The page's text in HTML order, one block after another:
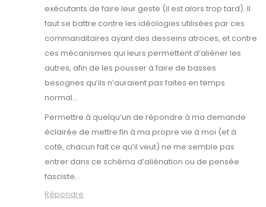
exécutants de faire leur geste (il est alors trop tard). Il
faut se battre contre les idéologies utilisées par ces
commanditaires ayant des desseins atroces, et contre
ces mécanismes qui leurs permettent d’aliéner les
autres, afin de les pousser à faire de basses
besognes qu’ils n’auraient pas faites en temps
normal…
Permettre à quelqu’un de répondre à ma demande
éclairée de mettre fin à ma propre vie à moi (et à
coté, chacun fait ce qu’il veut) ne me semble pas
entrer dans ce schéma d’aliénation ou de pensée
fasciste…
Répondre